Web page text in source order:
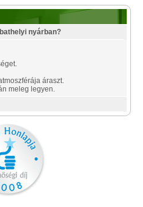
nyárban?
áraszt.
meleg legyen.